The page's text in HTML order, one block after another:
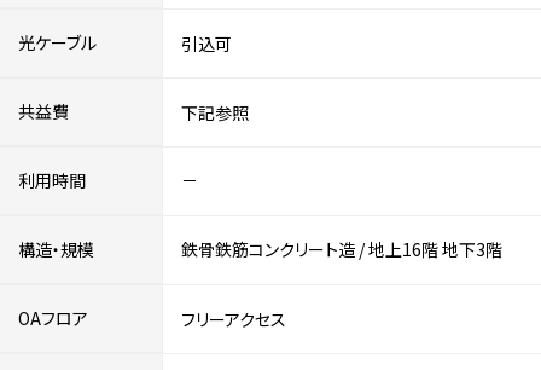
光ケーブル 引込可
共益費 下記参照
利用時間 －
構造・規模 鉄骨鉄筋コンクリート造 /地上16階地下3階
OAフロア フリーアクセス